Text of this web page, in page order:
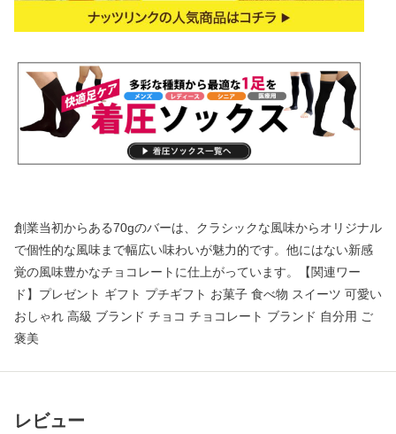
創業当初からある70gのバーは、クラシックな風味からオリジナル
で個性的な風味まで幅広い味わいが魅力的です。他にはない新感
覚の風味豊かなチョコレートに仕上がっています。【関連ワー
ド】プレゼント ギフト プチギフト お菓子 食べ物 スイーツ 可愛い
おしゃれ 高級 ブランド チョコ チョコレート ブランド 自分用 ご
褒美
レビュー